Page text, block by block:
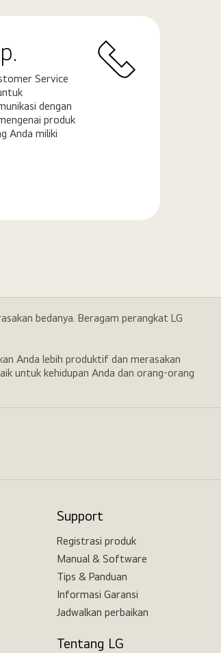
Service
dengan
produk
Anda miliki
bedanya. Beragam perangkat LG
Anda lebih produktif dan merasakan
untuk kehidupan Anda dan orang-orang
Support
Registrasi produk
Manual & Software
Tips & Panduan
Informasi Garansi
Jadwalkan perbaikan
Tentang LG